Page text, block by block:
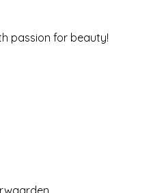
passion for beauty!